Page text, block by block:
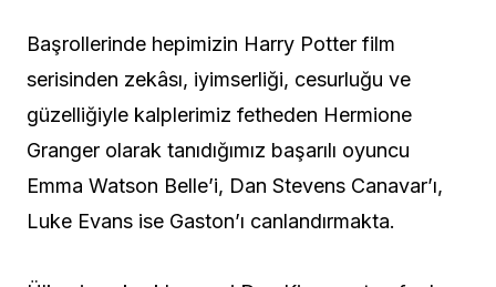
Başrollerinde hepimizin Harry Potter film
serisinden zekâsı, iyimserliği, cesurluğu ve
güzelliğiyle kalplerimiz fetheden Hermione
Granger olarak tanıdığımız başarılı oyuncu
Emma Watson Belle’i, Dan Stevens Canavar’ı,
Luke Evans ise Gaston’ı canlandırmakta.